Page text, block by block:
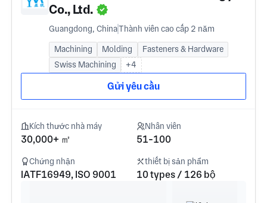
Co., Ltd.
Guangdong, ChinaThành viên cao cấp 2 năm
Machining Molding
Fasteners & Hardware
Swiss Machining
+4
Gửi yêu cầu
Kích thước nhà máy
30,000+ ㎡
Nhân viên
51-100
Chứng nhận
IATF16949, ISO 9001
thiết bị sản phẩm
10 types / 126 bộ